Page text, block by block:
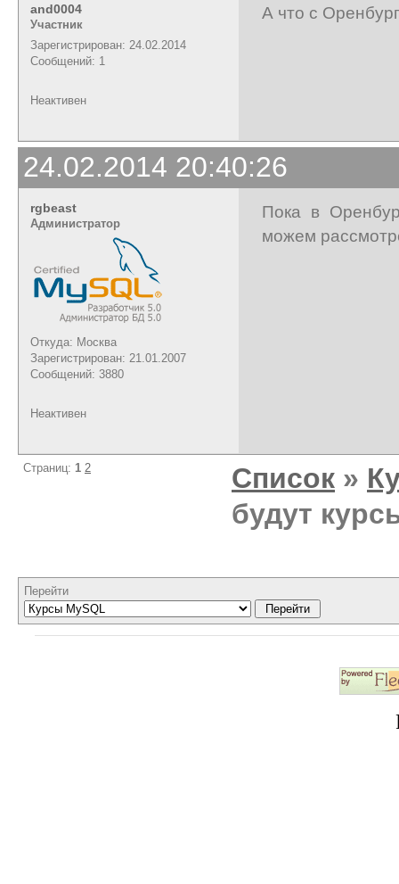
and0004
Участник
Зарегистрирован: 24.02.2014
Сообщений: 1
А что с
Неактивен
24.02.2014 20:40:26
rgbeast
Администратор
Откуда: Москва
Зарегистрирован: 21.01.2007
Сообщений: 3880
Пока в
можем
Неактивен
Страниц: 1 2 Список »
будут
Перейти